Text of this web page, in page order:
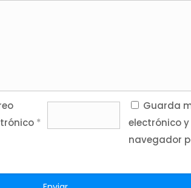
*
Guarda
electrónico
navegador